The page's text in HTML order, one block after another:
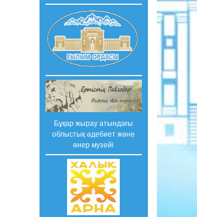
Бұқар жырау атындағы
облыстық әдебиет және
өнер музейі